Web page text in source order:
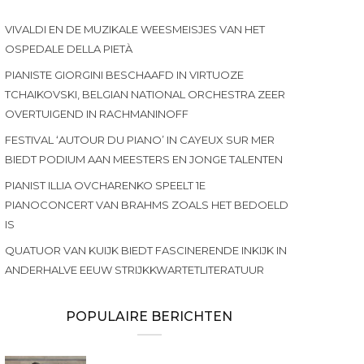
VIVALDI EN DE MUZIKALE WEESMEISJES VAN HET
OSPEDALE DELLA PIETÀ
PIANISTE GIORGINI BESCHAAFD IN VIRTUOZE
TCHAIKOVSKI, BELGIAN NATIONAL ORCHESTRA ZEER
OVERTUIGEND IN RACHMANINOFF
FESTIVAL ‘AUTOUR DU PIANO’ IN CAYEUX SUR MER
BIEDT PODIUM AAN MEESTERS EN JONGE TALENTEN
PIANIST ILLIA OVCHARENKO SPEELT 1E
PIANOCONCERT VAN BRAHMS ZOALS HET BEDOELD
IS
QUATUOR VAN KUIJK BIEDT FASCINERENDE INKIJK IN
ANDERHALVE EEUW STRIJKKWARTETLITERATUUR
POPULAIRE BERICHTEN